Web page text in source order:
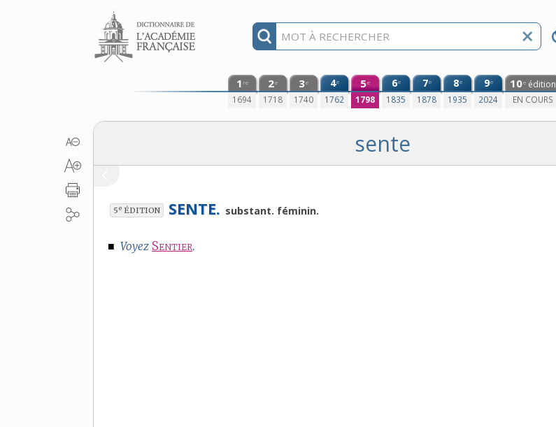
Aller au contenu
1 re
1694
2e
1718
3e
1740
4e
1762
5e
1798
6e
1835
7e
1878
8e
1935
9e
2024
10e édition
EN COURS
sente
5e ÉDITION SENTE. substant. féminin.
■ Voyez Sentier.